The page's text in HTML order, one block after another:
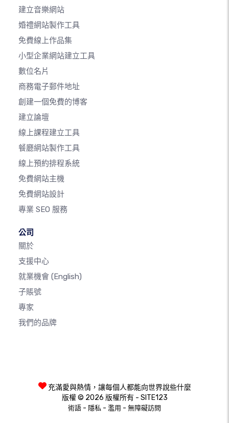
建立音樂網站
婚禮網站製作工具
免費線上作品集
小型企業網站建立工具
數位名片
商務電子郵件地址
創建一個免費的博客
建立論壇
線上課程建立工具
餐廳網站製作工具
線上預約排程系統
免費網站主機
免費網站設計
專業 SEO 服務
公司
關於
支援中心
就業機會 (English)
子賬號
專家
我們的品牌
充滿愛與熱情，讓每個人都能向世界說些什麼
版權 © 2026 版權所有 - SITE123
術語 - 隱私 - 濫用 - 無障礙訪問